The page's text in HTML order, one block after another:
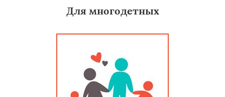
Для многодетных